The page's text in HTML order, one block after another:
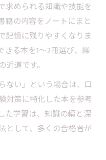
求められる知識や技能を
籍の内容をノートにまと
記憶に残りやすくなりま
きる本を1～2冊選び、繰
道です。
ない」という場合は、口
対策に特化した本を参考
た学習は、知識の幅と深
として、多くの合格者が